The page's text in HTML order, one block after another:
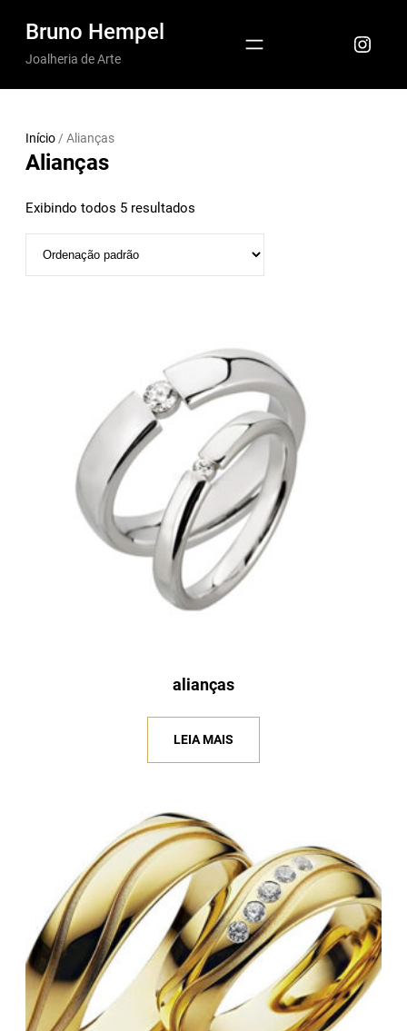
paraBruno Hempel
Joalheria de Arte
Início / Alianças
Alianças
Exibindo todos 5 resultados
alianças
LEIA MAIS